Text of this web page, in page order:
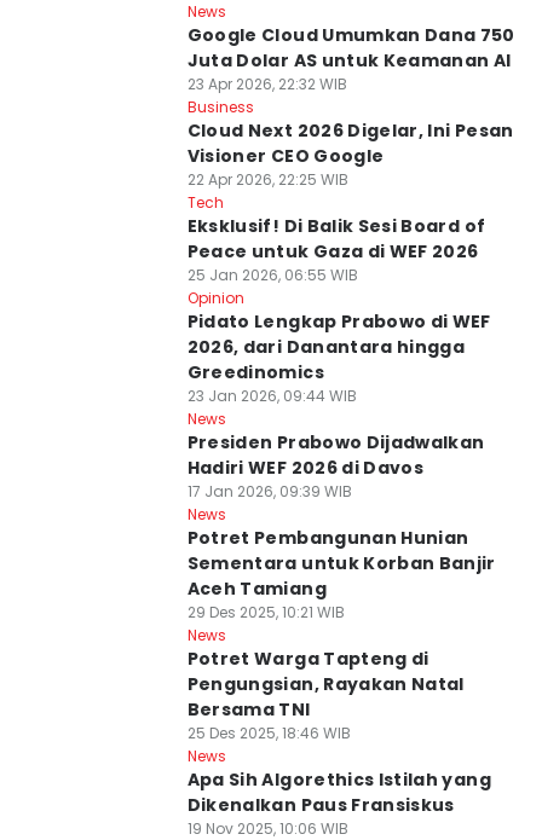
News
Google Cloud Umumkan Dana 750
Juta Dolar AS untuk Keamanan AI
23 Apr 2026, 22:32 WIB
Business
Cloud Next 2026 Digelar, Ini Pesan
Visioner CEO Google
22 Apr 2026, 22:25 WIB
Tech
Eksklusif! Di Balik Sesi Board of
Peace untuk Gaza di WEF 2026
25 Jan 2026, 06:55 WIB
Opinion
Pidato Lengkap Prabowo di WEF
2026, dari Danantara hingga
Greedinomics
23 Jan 2026, 09:44 WIB
News
Presiden Prabowo Dijadwalkan
Hadiri WEF 2026 di Davos
17 Jan 2026, 09:39 WIB
News
Potret Pembangunan Hunian
Sementara untuk Korban Banjir
Aceh Tamiang
29 Des 2025, 10:21 WIB
News
Potret Warga Tapteng di
Pengungsian, Rayakan Natal
Bersama TNI
25 Des 2025, 18:46 WIB
News
Apa Sih Algorethics Istilah yang
Dikenalkan Paus Fransiskus
19 Nov 2025, 10:06 WIB